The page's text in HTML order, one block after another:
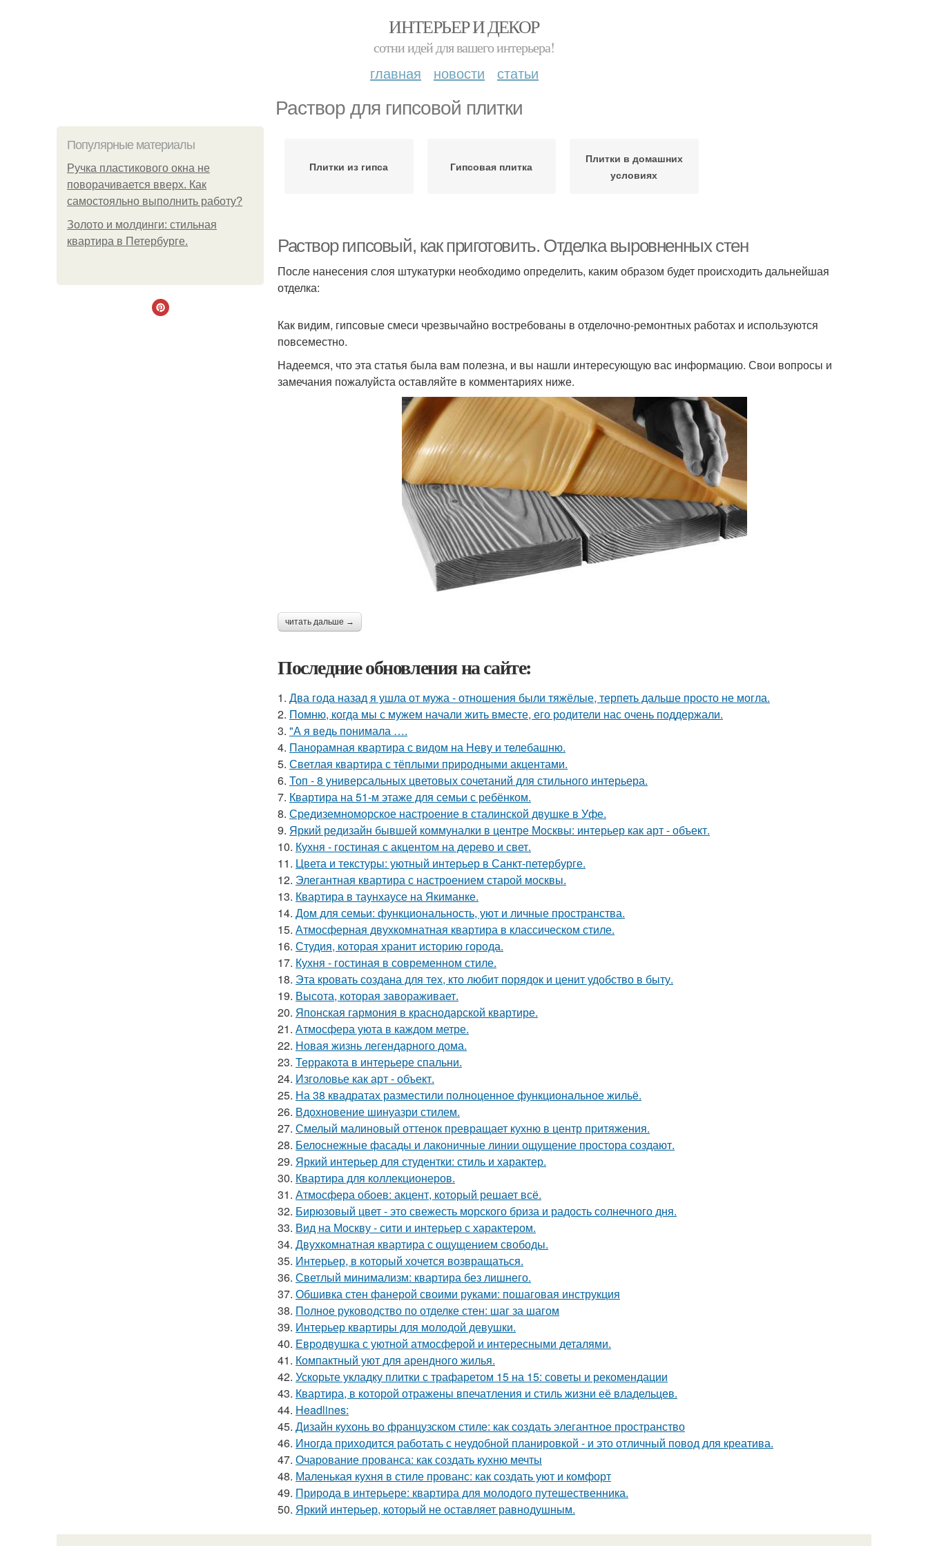
ИНТЕРЬЕР И ДЕКОР
сотни идей для вашего интерьера!
главная новости статьи
Раствор для гипсовой плитки
Популярные материалы
Ручка пластикового окна не
поворачивается вверх. Как
самостояльно выполнить работу?
Золото и молдинги: стильная
квартира в Петербурге.
Плитки из гипса Гипсовая плитка
Плитки в домашних
условиях
Раствор гипсовый, как приготовить. Отделка выровненных стен
После нанесения слоя штукатурки необходимо определить, каким образом будет происходить дальнейшая
отделка:
Как видим, гипсовые смеси чрезвычайно востребованы в отделочно-ремонтных работах и используются
повсеместно.
Надеемся, что эта статья была вам полезна, и вы нашли интересующую вас информацию. Свои вопросы и
замечания пожалуйста оставляйте в комментариях ниже.
читать дальше →
Последние обновления на сайте:
1. Два года назад я ушла от мужа - отношения были тяжёлые, терпеть дальше просто не могла.
2. Помню, когда мы с мужем начали жить вместе, его родители нас очень поддержали.
3. "А я ведь понимала ….
4. Панорамная квартира с видом на Неву и телебашню.
5. Светлая квартира с тёплыми природными акцентами.
6. Топ - 8 универсальных цветовых сочетаний для стильного интерьера.
7. Квартира на 51-м этаже для семьи с ребёнком.
8. Средиземноморское настроение в сталинской двушке в Уфе.
9. Яркий редизайн бывшей коммуналки в центре Москвы: интерьер как арт - объект.
10. Кухня - гостиная с акцентом на дерево и свет.
11. Цвета и текстуры: уютный интерьер в Санкт-петербурге.
12. Элегантная квартира с настроением старой москвы.
13. Квартира в таунхаусе на Якиманке.
14. Дом для семьи: функциональность, уют и личные пространства.
15. Атмосферная двухкомнатная квартира в классическом стиле.
16. Студия, которая хранит историю города.
17. Кухня - гостиная в современном стиле.
18. Эта кровать создана для тех, кто любит порядок и ценит удобство в быту.
19. Высота, которая завораживает.
20. Японская гармония в краснодарской квартире.
21. Атмосфера уюта в каждом метре.
22. Новая жизнь легендарного дома.
23. Терракота в интерьере спальни.
24. Изголовье как арт - объект.
25. На 38 квадратах разместили полноценное функциональное жильё.
26. Вдохновение шинуазри стилем.
27. Смелый малиновый оттенок превращает кухню в центр притяжения.
28. Белоснежные фасады и лаконичные линии ощущение простора создают.
29. Яркий интерьер для студентки: стиль и характер.
30. Квартира для коллекционеров.
31. Атмосфера обоев: акцент, который решает всё.
32. Бирюзовый цвет - это свежесть морского бриза и радость солнечного дня.
33. Вид на Москву - сити и интерьер с характером.
34. Двухкомнатная квартира с ощущением свободы.
35. Интерьер, в который хочется возвращаться.
36. Светлый минимализм: квартира без лишнего.
37. Обшивка стен фанерой своими руками: пошаговая инструкция
38. Полное руководство по отделке стен: шаг за шагом
39. Интерьер квартиры для молодой девушки.
40. Евродвушка с уютной атмосферой и интересными деталями.
41. Компактный уют для арендного жилья.
42. Ускорьте укладку плитки с трафаретом 15 на 15: советы и рекомендации
43. Квартира, в которой отражены впечатления и стиль жизни её владельцев.
44. Headlines:
45. Дизайн кухонь во французском стиле: как создать элегантное пространство
46. Иногда приходится работать с неудобной планировкой - и это отличный повод для креатива.
47. Очарование прованса: как создать кухню мечты
48. Маленькая кухня в стиле прованс: как создать уют и комфорт
49. Природа в интерьере: квартира для молодого путешественника.
50. Яркий интерьер, который не оставляет равнодушным.